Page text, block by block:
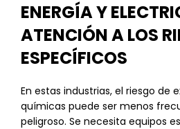
ENERGÍA Y
ATENCIÓN A LOS
ESPECÍFICOS
En estas industrias, el riesgo de
químicas puede ser menos
peligroso. Se necesita equipos